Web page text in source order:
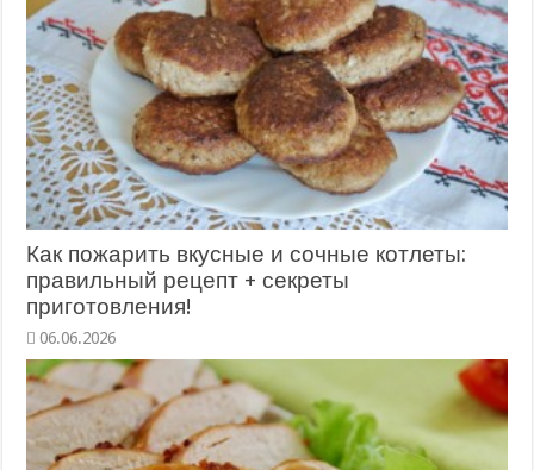
Как пожарить вкусные и сочные котлеты:
правильный рецепт + секреты
приготовления!
06.06.2026